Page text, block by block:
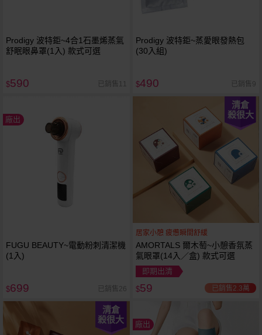
Prodigy 波特鉅~4合1石墨烯蒸氣
舒眠眼鼻罩(1入) 款式可選
$590 已銷售11
Prodigy 波特鉅~蒸愛眼發熱包
(30入組)
$490 已銷售9
廠出
FUGU BEAUTY~電動粉刺清潔機
(1入)
$699 已銷售26
清倉
殺很大
居家小憩 疲憊瞬間舒緩
AMORTALS 爾木萄~小憩香氛蒸
氣眼罩(14入／盒) 款式可選
即期出清
$59 已銷售2.3萬
清倉
殺很大
廠出